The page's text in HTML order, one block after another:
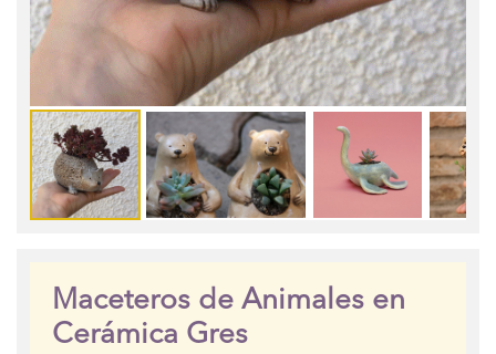
Maceteros de Animales en
Cerámica Gres